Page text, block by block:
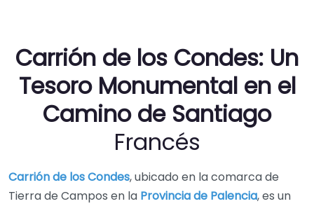
Carrión de los Condes: Un
Tesoro Monumental en el
Camino de Santiago
Francés
Carrión de los Condes, ubicado en la comarca de
Tierra de Campos en la Provincia de Palencia, es un